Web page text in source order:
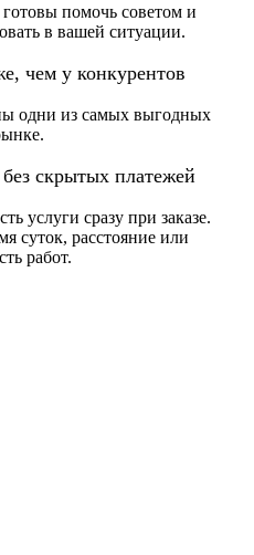
помочь советом и
в вашей ситуации.
чем у конкурентов
одни из самых выгодных
скрытых платежей
услуги сразу при заказе.
суток, расстояние или
работ.